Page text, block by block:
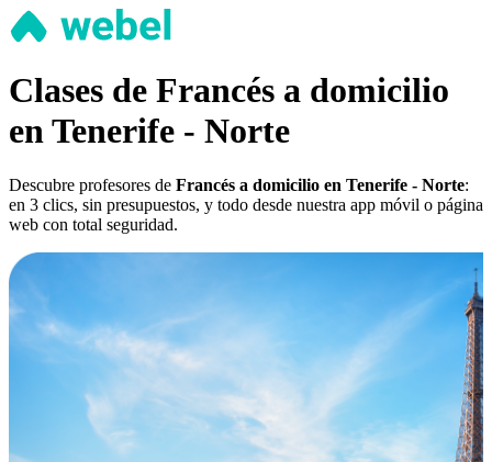
Clases de Francés a domicilio
en Tenerife - Norte
Descubre profesores de Francés a domicilio en Tenerife - Norte:
en 3 clics, sin presupuestos, y todo desde nuestra app móvil o página
web con total seguridad.